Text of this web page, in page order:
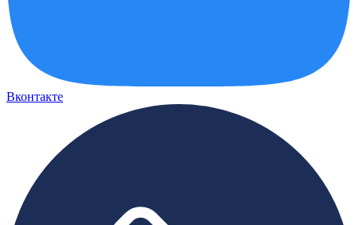
Вконтакте